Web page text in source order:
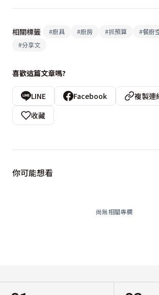
相關標籤 #廚具 #廚房 #抓預算 #餐廚
#分享文
喜歡這篇文章嗎?
LINE Facebook 複製連
收藏
你可能想看
尚無相關專欄